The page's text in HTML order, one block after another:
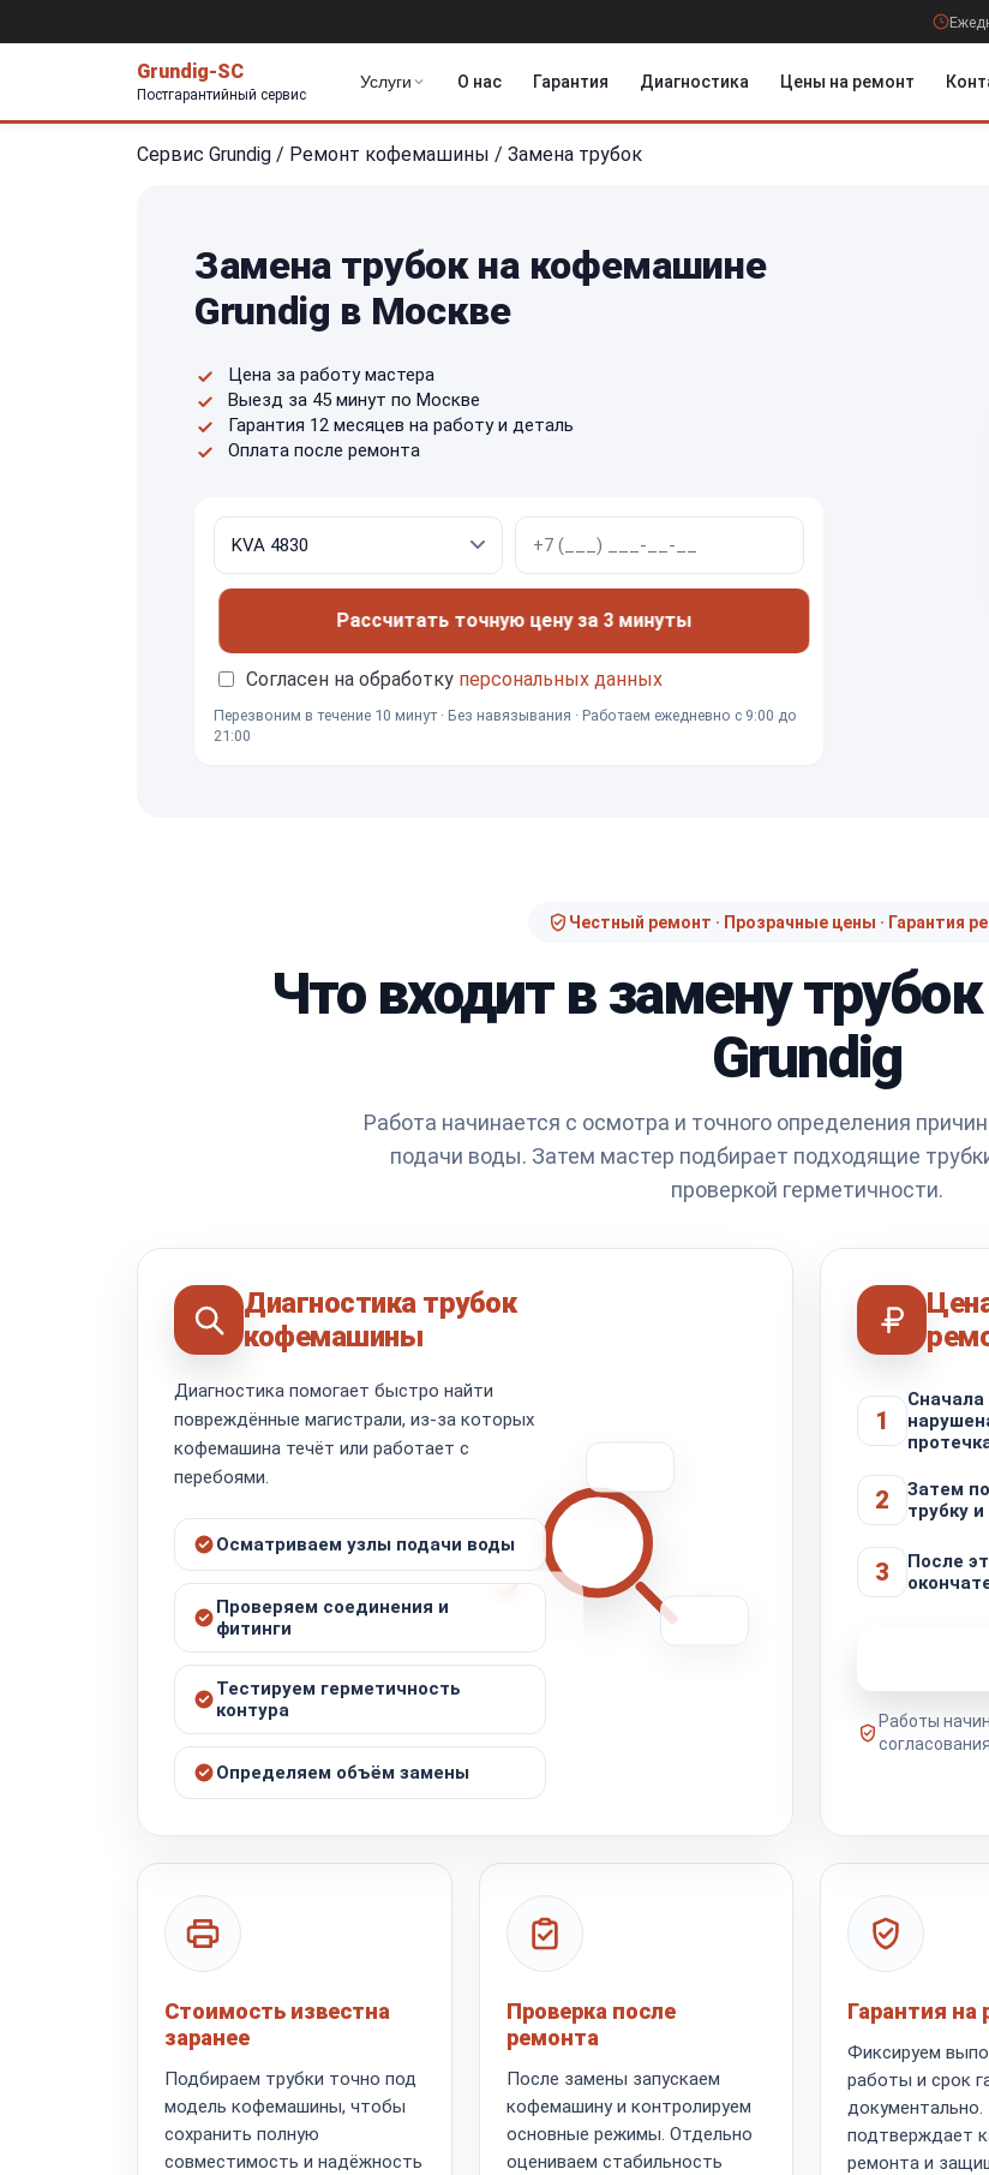
Grundig-SC
Постгарантийный сервис
Услуги О нас Гарантия Диагностика Цены на ремонт
Сервис Grundig / Ремонт кофемашины / Замена трубок
Замена трубок на кофемашине
Grundig в Москве
Цена за работу мастера
Выезд за 45 минут по Москве
Гарантия 12 месяцев на работу и деталь
Оплата после ремонта
Рассчитать точную цену за 3 минуты
Согласен на обработку персональных данных
Перезвоним в течение 10 минут · Без навязывания · Работаем ежедневно с 9:00 до
21:00
Честный ремонт · Прозрачные цены · Гарантия
Что входит в замену
Grundig
Работа начинается с осмотра и точного определения
подачи воды. Затем мастер подбирает подходящие
проверкой герметичности.
Диагностика трубок
кофемашины
Диагностика помогает быстро найти
повреждённые магистрали, из-за которых
кофемашина течёт или работает с
перебоями.
Осматриваем узлы подачи воды
Проверяем соединения и
фитинги
Тестируем герметичность
контура
Определяем объём замены
1
2
Затем
трубку
3
После
Работы
согласования.
Стоимость известна
заранее
Подбираем трубки точно под
модель кофемашины, чтобы
сохранить полную
совместимость и надёжность
Проверка после
ремонта
После замены запускаем
кофемашину и контролируем
основные режимы. Отдельно
оцениваем стабильность
Гарантия на
Фиксируем
работы и срок
документально.
подтверждает
ремонта и